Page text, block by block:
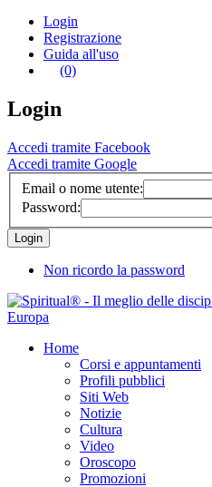
Login
Registrazione
Guida all'uso
(0)
Login
Accedi tramite Facebook
Accedi tramite Google
Email o nome utente:
Password:
Non ricordo la password
Home
Corsi e appuntamenti
Profili pubblici
Siti Web
Notizie
Cultura
Video
Oroscopo
Promozioni